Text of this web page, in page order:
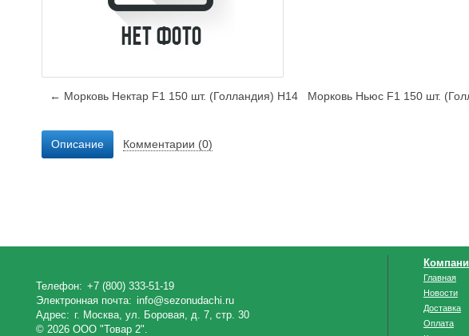
← Морковь Нектар F1 150 шт. (Голландия) Н14 Морковь Ньюс F1 150 шт.
Описание Комментарии (0)
Телефон: +7 (800) 333-51-19
Электронная почта: info@sezonudachi.ru
Адрес: г. Москва, ул. Боровая, д. 7, стр. 30
© 2026 ООО "Товар 2".
Главная
Новости
Доставка
Оплата